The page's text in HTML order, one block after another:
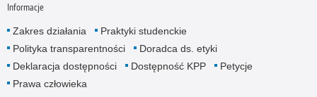
Informacje
Zakres działania
Praktyki studenckie
Polityka transparentności
Doradca ds. etyki
Deklaracja dostępności
Dostępność KPP
Petycje
Prawa człowieka